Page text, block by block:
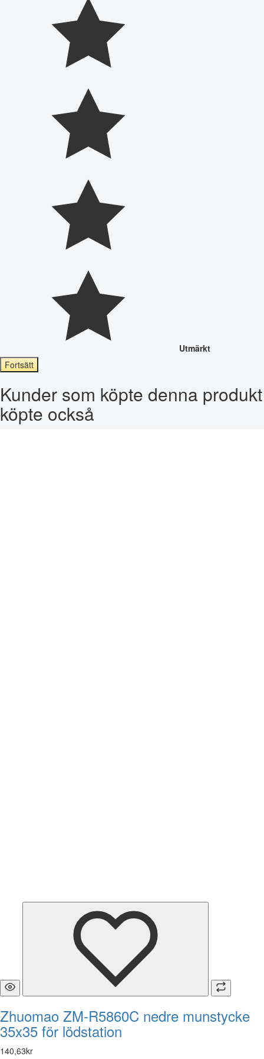
Utmärkt
Fortsätt
Kunder som köpte denna produkt
köpte också
Zhuomao ZM-R5860C nedre munstycke
35x35 för lödstation
140,63kr